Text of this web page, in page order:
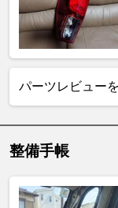
パーツレビュー
整備手帳